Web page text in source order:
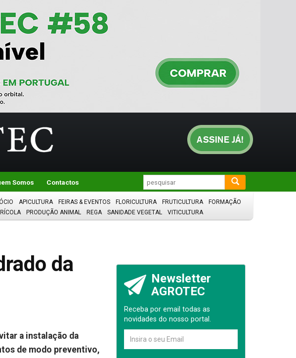
Somos Contactos
APICULTURA FEIRAS & EVENTOS FLORICULTURA FRUTICULTURA
FORMAÇÃO
PRODUÇÃO ANIMAL REGA SANIDADE VEGETAL VITICULTURA
da
a instalação da
de modo preventivo,
Newsletter
AGROTEC
Receba por email todas as
novidades do nosso portal.